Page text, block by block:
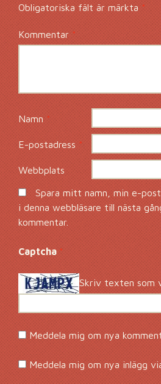
Obligatoriska fält är märkta *
Kommentar*
Namn *
E-postadress*
Webbplats
Spara mitt namn, min e-
i denna webbläsare till nästa
kommentar.
Captcha*
Skriv texten som
Meddela mig om nya
Meddela mig om nya inlägg